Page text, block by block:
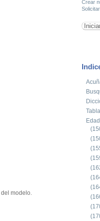
modelo.
Crear